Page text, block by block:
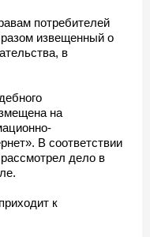
потребителей
извещенный о
в
на
В соответствии
дело в
к